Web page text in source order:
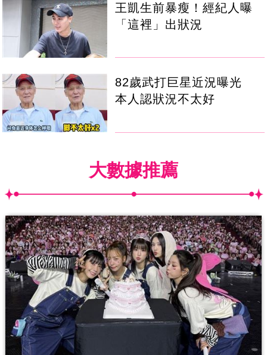
王凱生前暴瘦！經紀人曝
「這裡」出狀況
82歲武打巨星近況曝光
本人認狀況不太好
大數據推薦